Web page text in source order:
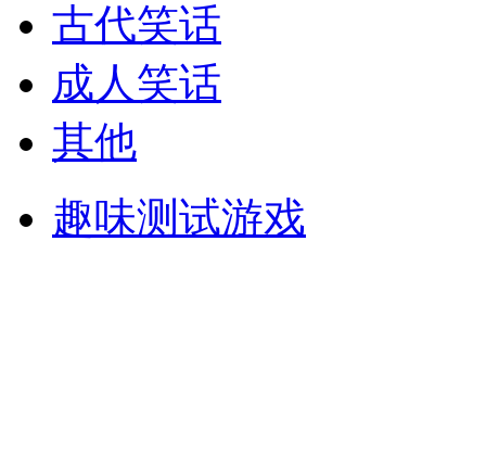
古代笑话
成人笑话
其他
趣味测试游戏